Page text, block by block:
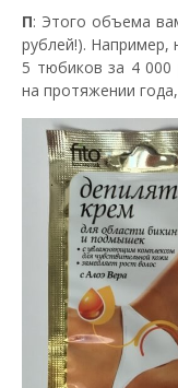
П: Этого объема
рублей!).
5 тюбиков за 4 000
на протяжении